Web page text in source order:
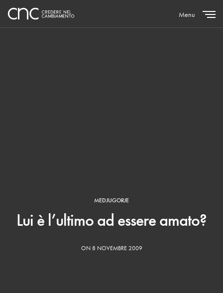
Menu
MEDJUGORJE
Lui è l’ultimo ad essere amato?
ON 8 NOVEMBRE 2009